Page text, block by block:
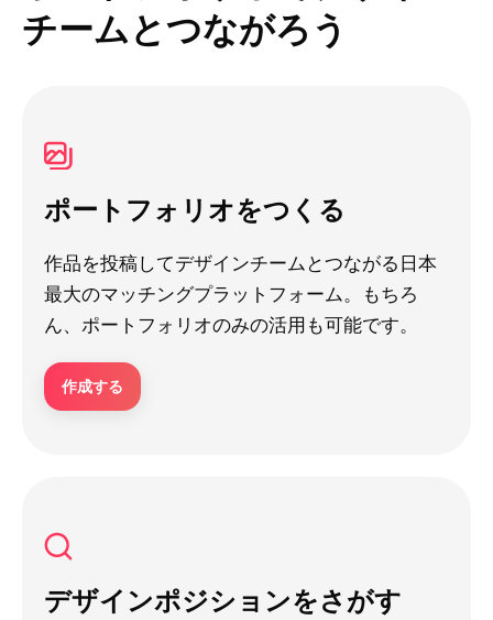
チームとつながろう
ポートフォリオをつくる
作品を投稿してデザインチームとつながる日本
最大のマッチングプラットフォーム。もちろ
ん、ポートフォリオのみの活用も可能です。
作成する
デザインポジションをさがす